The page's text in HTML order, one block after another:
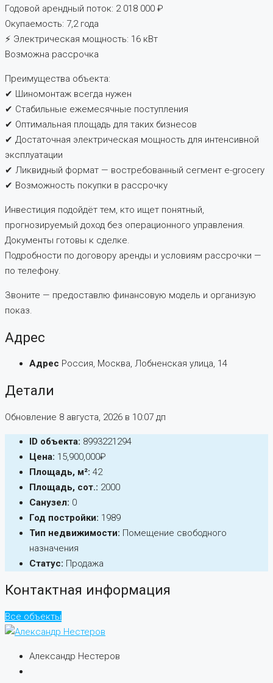
Годовой арендный поток: 2 018 000 ₽
Окупаемость: 7,2 года
⚡ Электрическая мощность: 16 кВт
Возможна рассрочка
Преимущества объекта:
✔ Шиномонтаж всегда нужен
✔ Стабильные ежемесячные поступления
✔ Оптимальная площадь для таких бизнесов
✔ Достаточная электрическая мощность для интенсивной
эксплуатации
✔ Ликвидный формат — востребованный сегмент e-grocery
✔ Возможность покупки в рассрочку
Инвестиция подойдёт тем, кто ищет понятный,
прогнозируемый доход без операционного управления.
Документы готовы к сделке.
Подробности по договору аренды и условиям рассрочки —
по телефону.
Звоните — предоставлю финансовую модель и организую
показ.
Адрес
Адрес Россия, Москва, Лобненская улица, 14
Детали
Обновление 8 августа, 2026 в 10:07 дп
ID объекта: 8993221294
Цена: 15,900,000₽
Площадь, м²: 42
Площадь, сот.: 2000
Санузел: 0
Год постройки: 1989
Тип недвижимости: Помещение свободного
назначения
Статус: Продажа
Контактная информация
Все объекты
Александр Нестеров